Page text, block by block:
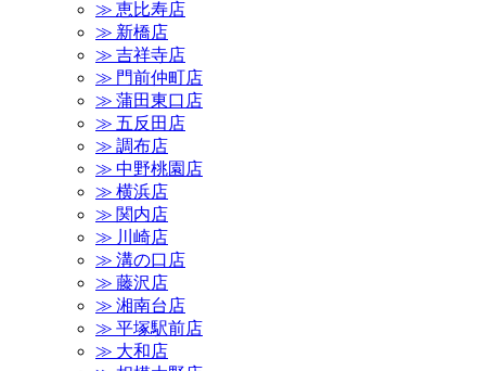
≫ 恵比寿店
≫ 新橋店
≫ 吉祥寺店
≫ 門前仲町店
≫ 蒲田東口店
≫ 五反田店
≫ 調布店
≫ 中野桃園店
≫ 横浜店
≫ 関内店
≫ 川崎店
≫ 溝の口店
≫ 藤沢店
≫ 湘南台店
≫ 平塚駅前店
≫ 大和店